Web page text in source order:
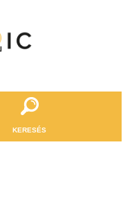
KERESÉS